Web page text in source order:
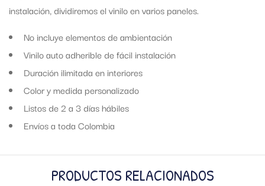
instalación, dividiremos el vinilo en varios paneles.
No incluye elementos de ambientación
Vinilo auto adherible de fácil instalación
Duración ilimitada en interiores
Color y medida personalizado
Listos de 2 a 3 días hábiles
Envíos a toda Colombia
PRODUCTOS RELACIONADOS